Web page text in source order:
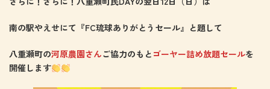
南の駅やえせにて『FC琉球ありがとうセール』と題して
八重瀬町の河原農園さんご協力のもと ゴーヤー詰め放題セールを
開催します